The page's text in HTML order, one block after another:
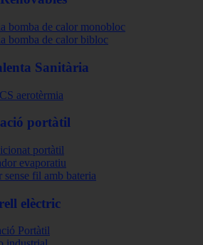
bomba de calor monobloc
bomba de calor bibloc
Sanitària
aerotèrmia
portàtil
portàtil
evaporatiu
sense fil amb bateria
elèctric
Portàtil